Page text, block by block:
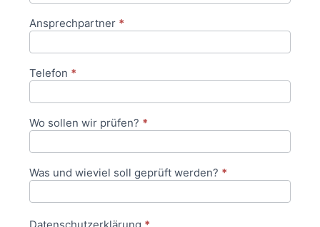
Ansprechpartner *
Telefon *
Wo sollen wir prüfen? *
Was und wieviel soll geprüft werden? *